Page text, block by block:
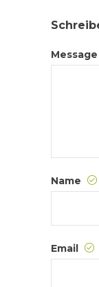
Message
Name
Email